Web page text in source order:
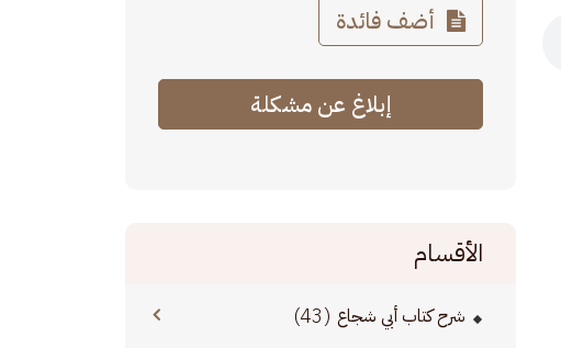
أضف فائدة
إبلاغ عن مشكلة
الأقسام
شرح كتاب أبي شجاع (43)